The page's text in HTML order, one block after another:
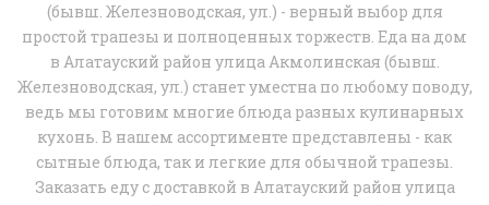
(бывш. Железноводская, ул.) - верный выбор для
простой трапезы и полноценных торжеств. Еда на дом
в Алатауский район улица Акмолинская (бывш.
Железноводская, ул.) станет уместна по любому поводу,
ведь мы готовим многие блюда разных кулинарных
кухонь. В нашем ассортименте представлены - как
сытные блюда, так и легкие для обычной трапезы.
Заказать еду с доставкой в Алатауский район улица